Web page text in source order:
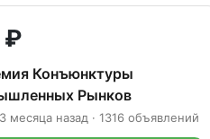
₽
Конъюнктуры
Рынков
месяца назад · 1316 объявлений